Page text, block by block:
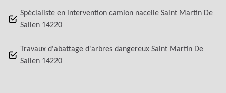
Spécialiste en intervention camion nacelle Saint Martin De
Sallen 14220
Travaux d'abattage d'arbres dangereux Saint Martin De
Sallen 14220